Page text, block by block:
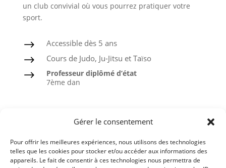
Gérer le consentement
Pour offrir les meilleures expériences, nous utilisons des technologies
telles que les cookies pour stocker et/ou accéder aux informations des
appareils. Le fait de consentir à ces technologies nous permettra de
un club convivial où vous pourrez pratiquer votre
sport.
$ Accessible dès 5 ans
$ Cours de Judo, Ju-Jitsu et Taïso
$
Professeur diplômé d’état
7ème dan
Taïso ou Gymnastique douce